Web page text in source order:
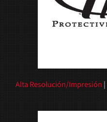
Alta Resolución/Impresión |